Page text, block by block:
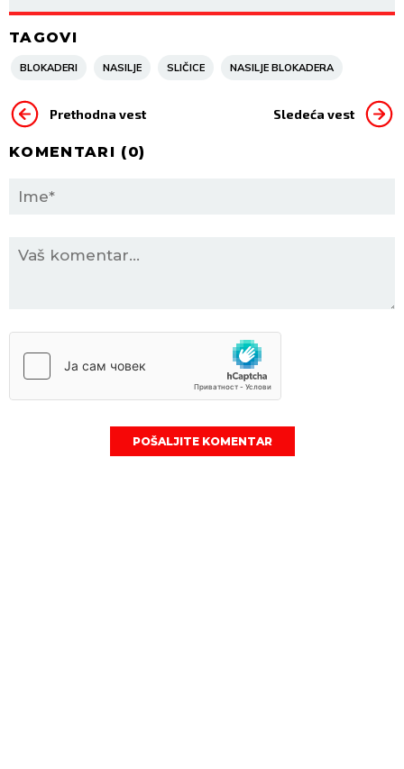
TAGOVI
BLOKADERI NASILJE SLIČICE NASILJE BLOKADERA
Prethodna vest Sledeća vest
KOMENTARI (0)
POŠALJITE KOMENTAR